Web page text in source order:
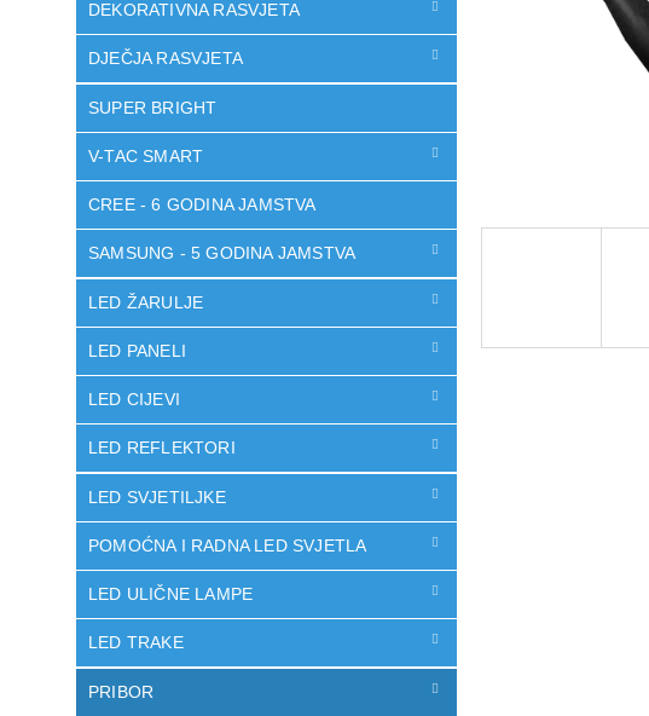
DEKORATIVNA RASVJETA
DJEČJA RASVJETA
SUPER BRIGHT
V-TAC SMART
CREE - 6 GODINA JAMSTVA
SAMSUNG - 5 GODINA JAMSTVA
LED ŽARULJE
LED PANELI
LED CIJEVI
LED REFLEKTORI
LED SVJETILJKE
POMOĆNA I RADNA LED SVJETLA
LED ULIČNE LAMPE
LED TRAKE
PRIBOR